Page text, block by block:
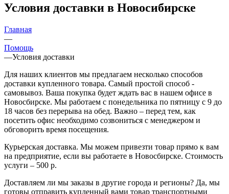
Условия доставки в Новосибирске
Главная
—
Помощь
—Условия доставки
Для наших клиентов мы предлагаем несколько способов
доставки купленного товара. Самый простой способ -
самовывоз. Ваша покупка будет ждать вас в нашем офисе в
Новосбирске. Мы работаем с понедельника по пятницу с 9 до
18 часов без перерыва на обед. Важно – перед тем, как
посетить офис необходимо созвониться с менеджером и
обговорить время посещения.
Курьерская доставка. Мы можем привезти товар прямо к вам
на предприятие, если вы работаете в Новосбирске. Стоимость
услуги – 500 р.
Доставляем ли мы заказы в другие города и регионы? Да, мы
готовы отправить купленный вами товар транспортными